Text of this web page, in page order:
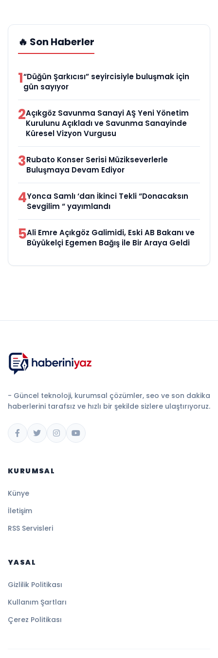
🔥 Son Haberler
1“Düğün Şarkıcısı” seyircisiyle buluşmak için
gün sayıyor
2Açıkgöz Savunma Sanayi AŞ Yeni Yönetim
Kurulunu Açıkladı ve Savunma Sanayinde
Küresel Vizyon Vurgusu
3Rubato Konser Serisi Müzikseverlerle
Buluşmaya Devam Ediyor
4Yonca Samlı ‘dan İkinci Tekli “Donacaksın
Sevgilim “ yayımlandı
5Ali Emre Açıkgöz Galimidi, Eski AB Bakanı ve
Büyükelçi Egemen Bağış ile Bir Araya Geldi
- Güncel teknoloji, kurumsal çözümler, seo ve son dakika
haberlerini tarafsız ve hızlı bir şekilde sizlere ulaştırıyoruz.
KURUMSAL
Künye
İletişim
RSS Servisleri
YASAL
Gizlilik Politikası
Kullanım Şartları
Çerez Politikası